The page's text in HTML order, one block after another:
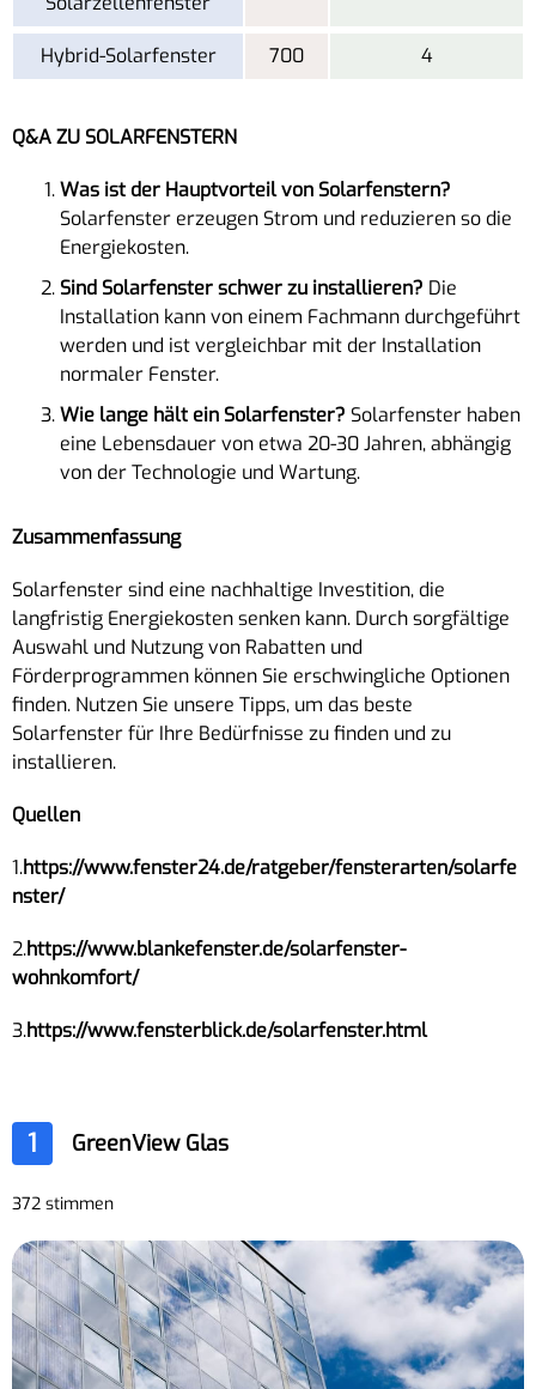
Hybrid-Solarfenster 700 4
Q&A ZU SOLARFENSTERN
Was ist der Hauptvorteil von Solarfenstern?
Solarfenster erzeugen Strom und reduzieren so die
Energiekosten.
Sind Solarfenster schwer zu installieren? Die
Installation kann von einem Fachmann durchgeführt
werden und ist vergleichbar mit der Installation
normaler Fenster.
Wie lange hält ein Solarfenster? Solarfenster haben
eine Lebensdauer von etwa 20-30 Jahren, abhängig
von der Technologie und Wartung.
Zusammenfassung
Solarfenster sind eine nachhaltige Investition, die
langfristig Energiekosten senken kann. Durch sorgfältige
Auswahl und Nutzung von Rabatten und
Förderprogrammen können Sie erschwingliche Optionen
finden. Nutzen Sie unsere Tipps, um das beste
Solarfenster für Ihre Bedürfnisse zu finden und zu
installieren.
Quellen
1.https://www.fenster24.de/ratgeber/fensterarten/solarfe
nster/
2.https://www.blankefenster.de/solarfenster-
wohnkomfort/
3.https://www.fensterblick.de/solarfenster.html
1 GreenView Glas
372 stimmen